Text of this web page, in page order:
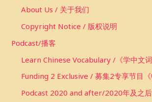
About Us / 关于我们
Copyright Notice / 版权说明
Podcast/播客
Learn Chinese Vocabulary /《学中文词
Funding 2 Exclusive / 募集2专享节目《
Podcast 2020 and after/2020年及之